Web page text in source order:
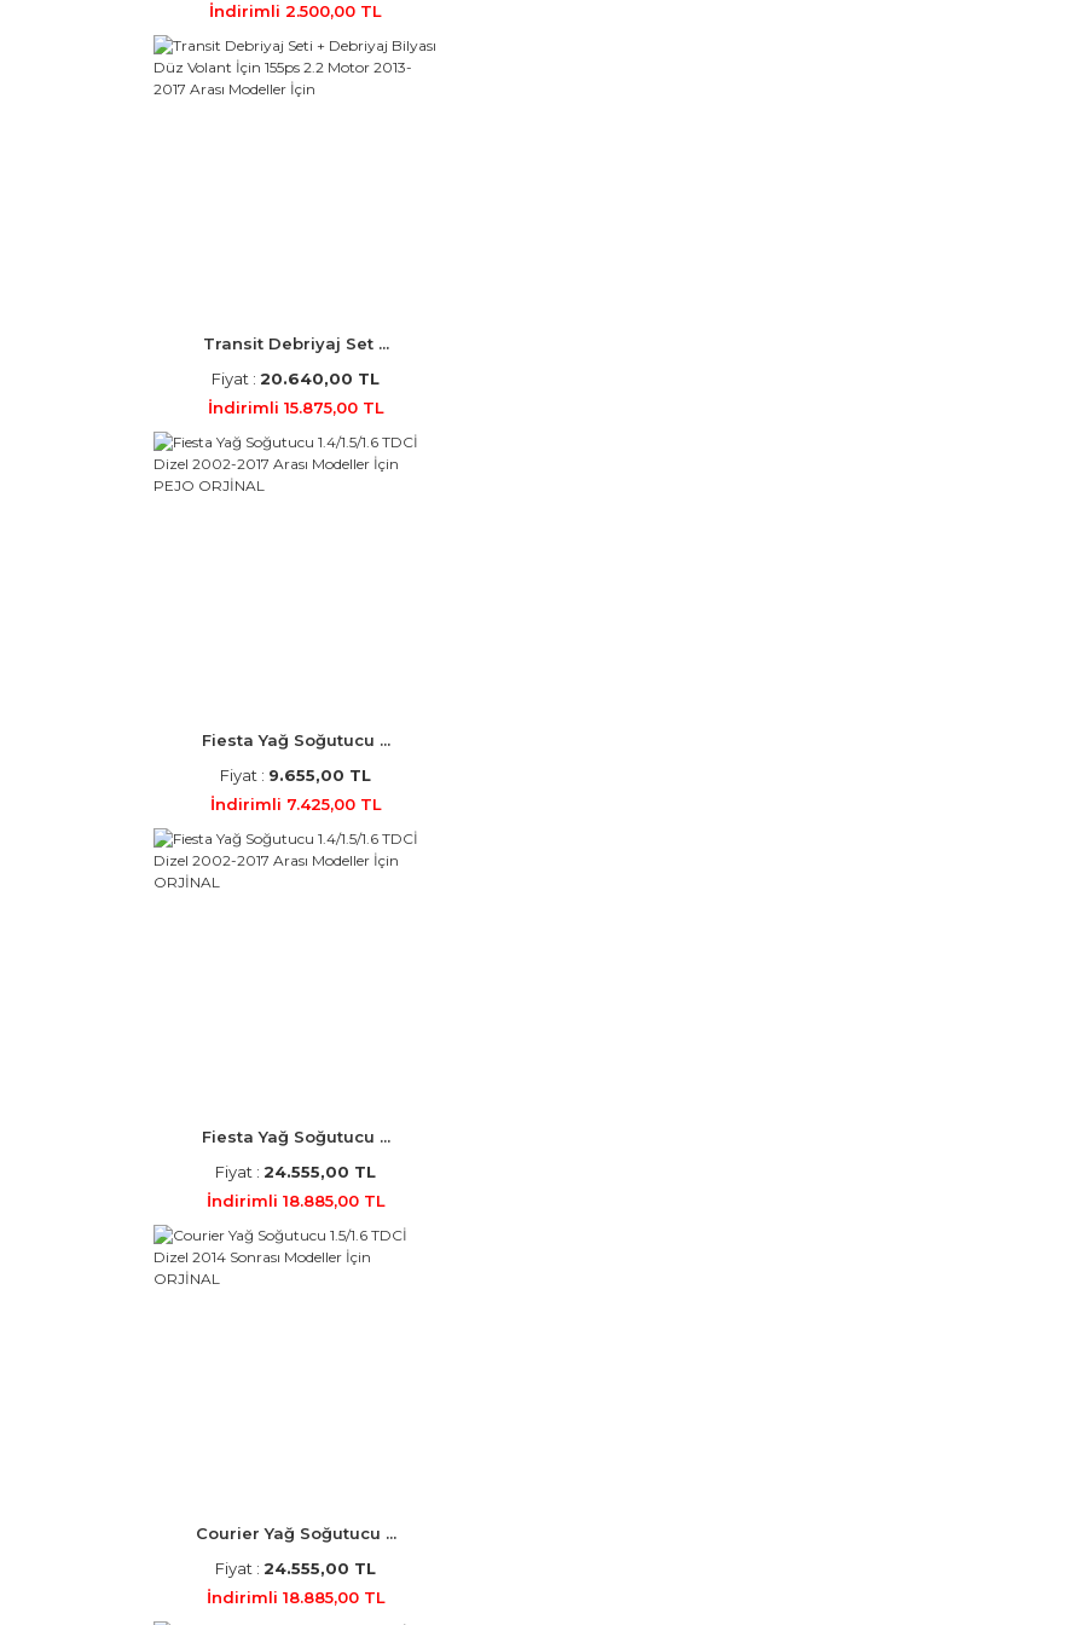
İndirimli 2.500,00 TL
Transit Debriyaj Set ...
Fiyat : 20.640,00 TL
İndirimli 15.875,00 TL
Fiesta Yağ Soğutucu ...
Fiyat : 9.655,00 TL
İndirimli 7.425,00 TL
Fiesta Yağ Soğutucu ...
Fiyat : 24.555,00 TL
İndirimli 18.885,00 TL
Courier Yağ Soğutucu ...
Fiyat : 24.555,00 TL
İndirimli 18.885,00 TL